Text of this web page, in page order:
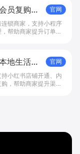
员复购工
官网
锁商家，支持小程序
帮助商家提升订单转
地生活转
官网
小红书店铺开通、内
，帮助商家提升渠道